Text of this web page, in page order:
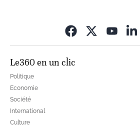
Le360 en un clic
Politique
Economie
Société
International
Culture